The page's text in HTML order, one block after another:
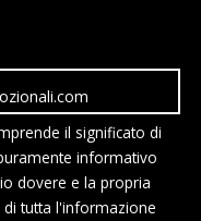
il significato di
informativo
dovere e la propria
tutta l'informazione